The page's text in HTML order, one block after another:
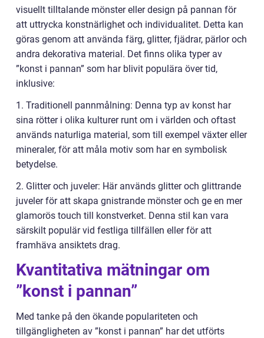
visuellt tilltalande mönster eller design på pannan för
att uttrycka konstnärlighet och individualitet. Detta kan
göras genom att använda färg, glitter, fjädrar, pärlor och
andra dekorativa material. Det finns olika typer av
”konst i pannan” som har blivit populära över tid,
inklusive:
1. Traditionell pannmålning: Denna typ av konst har
sina rötter i olika kulturer runt om i världen och oftast
används naturliga material, som till exempel växter eller
mineraler, för att måla motiv som har en symbolisk
betydelse.
2. Glitter och juveler: Här används glitter och glittrande
juveler för att skapa gnistrande mönster och ge en mer
glamorös touch till konstverket. Denna stil kan vara
särskilt populär vid festliga tillfällen eller för att
framhäva ansiktets drag.
Kvantitativa mätningar om
”konst i pannan”
Med tanke på den ökande populariteten och
tillgängligheten av ”konst i pannan” har det utförts